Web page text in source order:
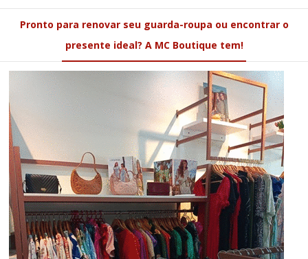
Pronto para renovar seu guarda-roupa ou encontrar o
presente ideal? A MC Boutique tem!